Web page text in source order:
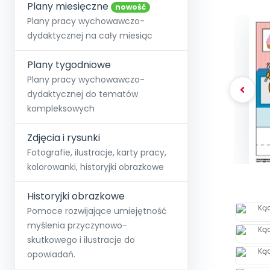
Społeczność
+48 12 631 04 10
kontakt@blizejprzedszkola.pl
O miesięczniku
Strona główna
Strefy,
O Akademii
Akademia
Poznaj pakiet MAX
Testuj przez 7 dni
E-
∞Pakiet
Pełen
Wszystkie projekty
Skontaktuj się
Dodaj wpis
Plany miesięczne nowość
Plany pracy wychowawczo-
dydaktycznej na cały miesiąc
Plany tygodniowe
Plany pracy wychowawczo-
dydaktycznej do tematów
kompleksowych
Zdjęcia i rysunki
Fotografie, ilustracje, karty pracy,
kolorowanki, historyjki obrazkowe
Historyjki obrazkowe
Pomoce rozwijające umiejętność
myślenia przyczynowo-
skutkowego i ilustracje do
opowiadań.